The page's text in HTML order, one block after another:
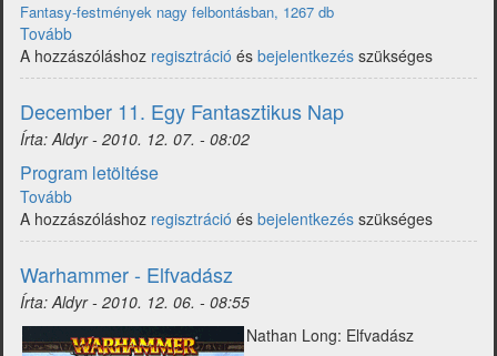
Fantasy-festmények nagy felbontásban, 1267 db
Tovább
fantasy-
festmény
(HQ))
A hozzászóláshoz regisztráció és bejelentkezés szükséges
December 11. Egy Fantasztikus Nap
Írta:Aldyr- 2010. 12. 07. - 08:02
Program letöltése
Tovább
11.
Egy
Fantasztikus
Nap)
A hozzászóláshoz regisztráció és bejelentkezés szükséges
Warhammer - Elfvadász
Írta:Aldyr- 2010. 12. 06. - 08:55
Nathan Long: Elfvadász